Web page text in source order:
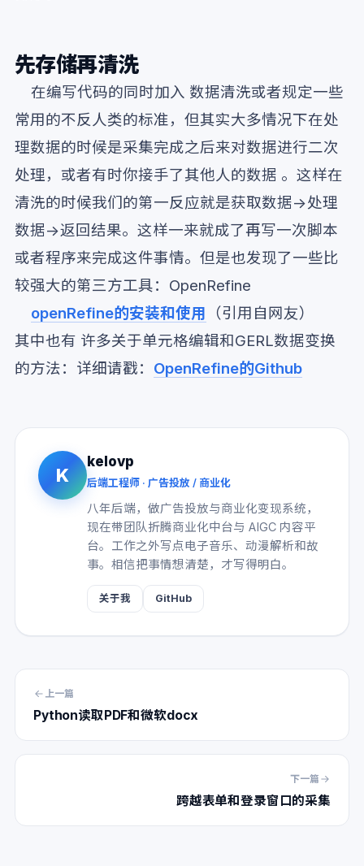
先存储再清洗
在编写代码的同时加入 数据清洗或者规定一些
常用的不反人类的标准，但其实大多情况下在处
理数据的时候是采集完成之后来对数据进行二次
处理，或者有时你接手了其他人的数据 。这样在
清洗的时候我们的第一反应就是获取数据->处理
数据->返回结果。这样一来就成了再写一次脚本
或者程序来完成这件事情。但是也发现了一些比
较强大的第三方工具：OpenRefine
openRefine的安装和使用 （引用自网友）
其中也有 许多关于单元格编辑和GERL数据变换
的方法：详细请戳： OpenRefine的Github
K
kelovp
后端工程师 · 广告投放 / 商业化
八年后端，做广告投放与商业化变现系统，
现在带团队折腾商业化中台与 AIGC 内容平
台。工作之外写点电子音乐、动漫解析和故
事。相信把事情想清楚，才写得明白。
关于我 GitHub
上一篇
Python读取PDF和微软docx
下一篇
跨越表单和登录窗口的采集